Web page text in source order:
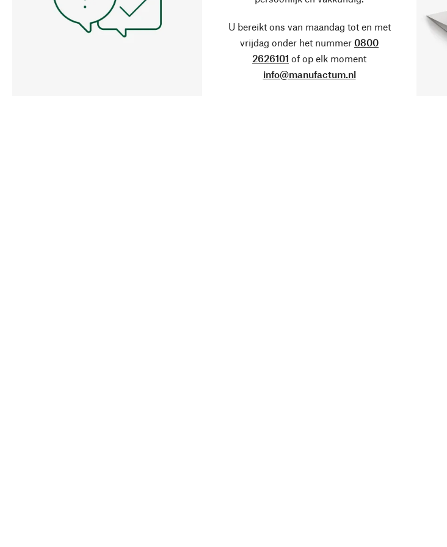
U bereikt ons van maandag tot en met
vrijdag onder het nummer 0800
2626101 of op elk moment
info@manufactum.nl